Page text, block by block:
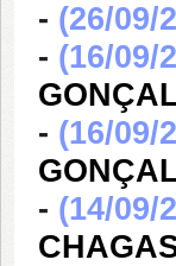
- (26/09/
- (16/09/
- (16/09/
- (14/09/